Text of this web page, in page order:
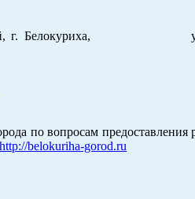
г. Белокуриха, ул.
по вопросам предоставления
http://belokuriha-gorod.ru